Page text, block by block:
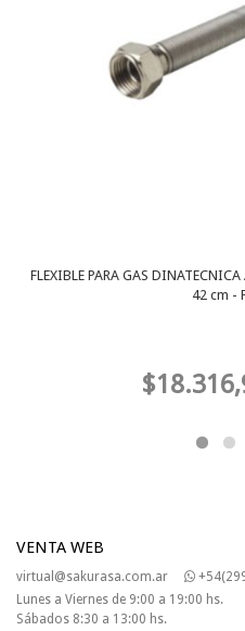
FLEXIBLE PARA GAS
42 cm -
VENTA WEB
virtual@sakurasa.com.ar
Lunes a Viernes de 9:00 a 19:00 hs.
Sábados 8:30 a 13:00 hs.